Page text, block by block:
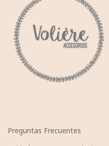
Preguntas Frecuentes